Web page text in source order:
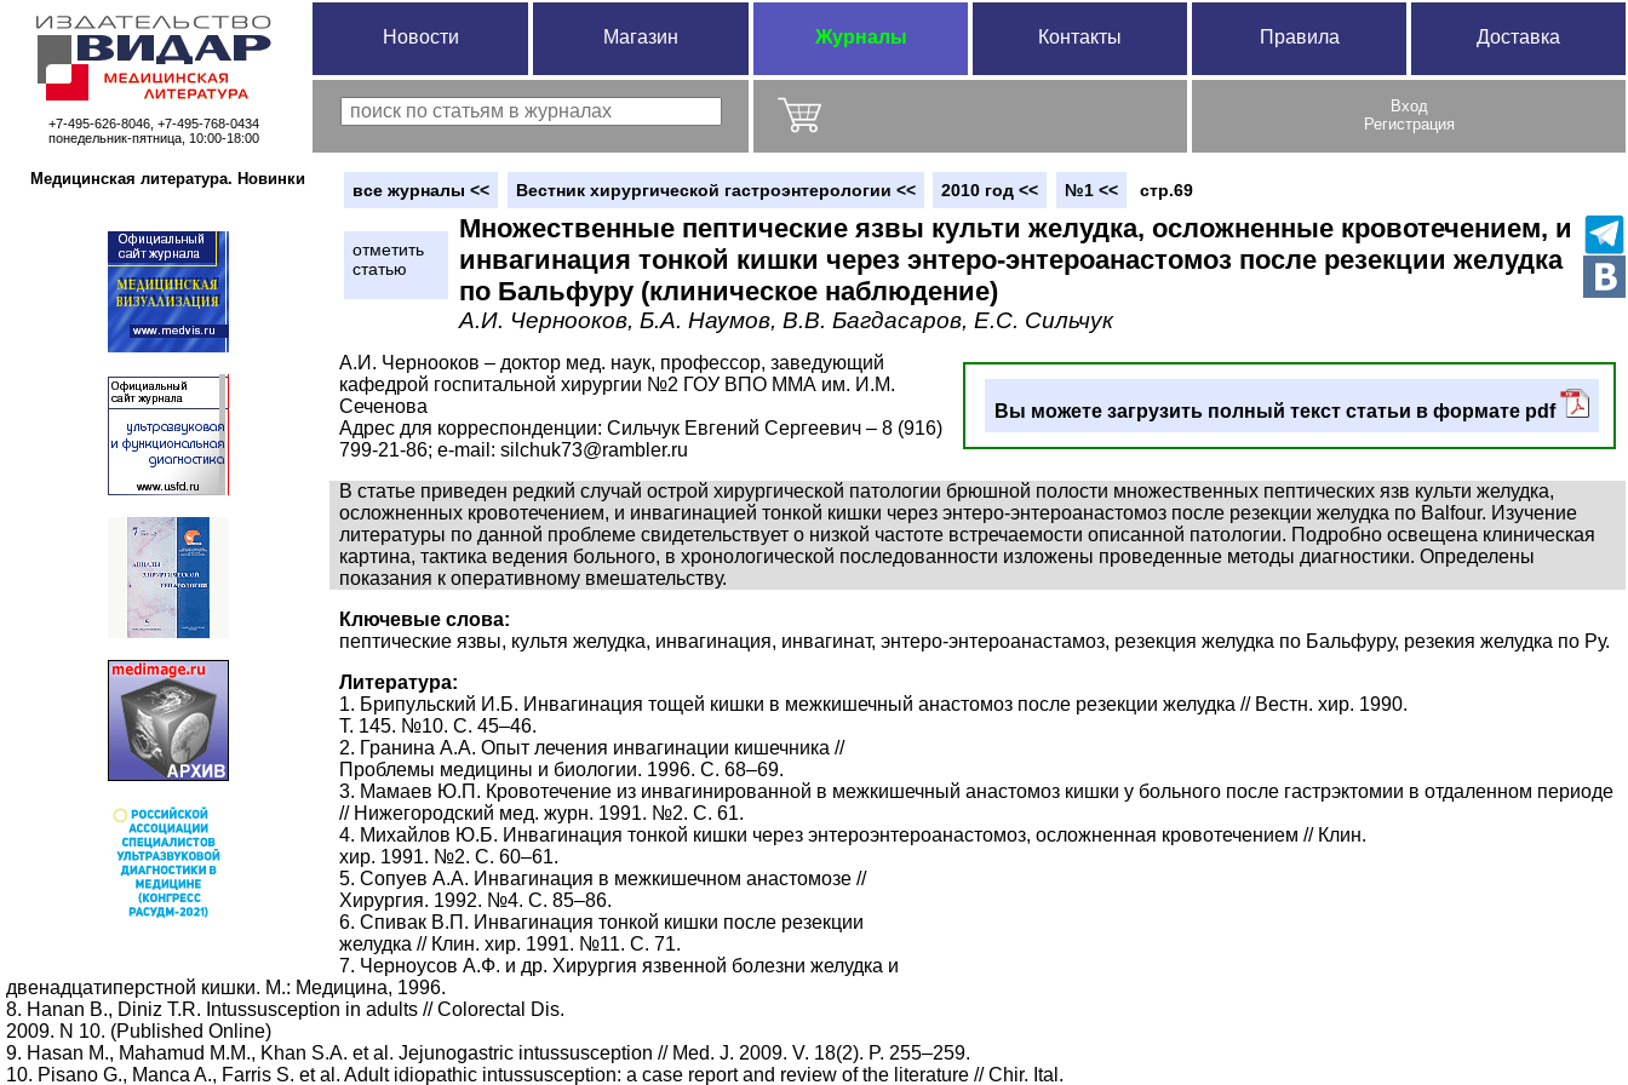
+7-495-626-8046, +7-495-768-0434
понедельник-пятница, 10:00-18:00
Новости Магазин Журналы Контакты Правила Доставка
Вход
Регистрация
Медицинская литература. Новинки
вce журналы << Вестник хирургической гастроэнтерологии << 2010 год << №1 << стр.69
отметить
статью
Множественные пептические язвы культи желудка, осложненные кровотечением, и
инвагинация тонкой кишки через энтеро-энтероанастомоз после резекции желудка
по Бальфуру (клиническое наблюдение)
А.И. Чернооков, Б.А. Наумов, В.В. Багдасаров, Е.С. Сильчук
Вы можете загрузить полный текст статьи в формате pdf
А.И. Чернооков – доктор мед. наук, профессор, заведующий
кафедрой госпитальной хирургии №2 ГОУ ВПО ММА им. И.М.
Сеченова
Адрес для корреспонденции: Сильчук Евгений Сергеевич – 8 (916)
799-21-86; е-mail: silchuk73@rambler.ru
В статье приведен редкий случай острой хирургической патологии брюшной полости множественных пептических язв культи желудка,
осложненных кровотечением, и инвагинацией тонкой кишки через энтеро-энтероанастомоз после резекции желудка по Balfour. Изучение
литературы по данной проблеме свидетельствует о низкой частоте встречаемости описанной патологии. Подробно освещена клиническая
картина, тактика ведения больного, в хронологической последованности изложены проведенные методы диагностики. Определены
показания к оперативному вмешательству.
Ключевые слова:
пептические язвы, культя желудка, инвагинация, инвагинат, энтеро-энтероанастамоз, резекция желудка по Бальфуру, резекия желудка по Ру.
Литература:
1. Брипульский И.Б. Инвагинация тощей кишки в межкишечный анастомоз после резекции желудка // Вестн. хир. 1990.
Т. 145. №10. С. 45–46.
2. Гранина А.А. Опыт лечения инвагинации кишечника //
Проблемы медицины и биологии. 1996. С. 68–69.
3. Мамаев Ю.П. Кровотечение из инвагинированной в межкишечный анастомоз кишки у больного после гастрэктомии в отдаленном периоде
// Нижегородский мед. журн. 1991. №2. С. 61.
4. Михайлов Ю.Б. Инвагинация тонкой кишки через энтероэнтероанастомоз, осложненная кровотечением // Клин.
хир. 1991. №2. С. 60–61.
5. Сопуев А.А. Инвагинация в межкишечном анастомозе //
Хирургия. 1992. №4. С. 85–86.
6. Спивак В.П. Инвагинация тонкой кишки после резекции
желудка // Клин. хир. 1991. №11. С. 71.
7. Черноусов А.Ф. и др. Хирургия язвенной болезни желудка и
двенадцатиперстной кишки. М.: Медицина, 1996.
8. Hanan B., Diniz T.R. Intussusception in adults // Colorectal Dis.
2009. N 10. (Published Online)
9. Hasan M., Mahamud M.M., Khan S.A. et al. Jejunogastric intussusception // Med. J. 2009. V. 18(2). P. 255–259.
10. Pisano G., Manca A., Farris S. et al. Adult idiopathic intussusception: a case report and review of the literature // Chir. Ital.